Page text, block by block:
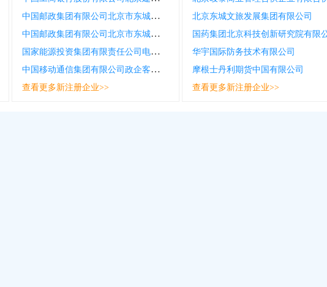
中国邮政集团有限公司北京市东城区东直门邮政所
中国邮政集团有限公司北京市东城区邮票博物馆邮政所
国家能源投资集团有限责任公司电力营销分公司
中国移动通信集团有限公司政企客户分公司
查看更多新注册企业>>
北京东城文旅发展集团有限公司
国药集团北京科技创新研究院有限
华宇国际防务技术有限公司
摩根士丹利期货中国有限公司
查看更多新注册企业>>